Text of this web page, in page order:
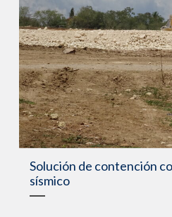
Solución de contención
sísmico